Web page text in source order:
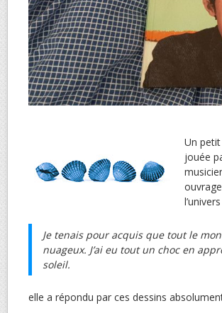
Un
jouée
Je tenais pour acquis que tout le
nuageux. J’ai eu tout un choc en
soleil.
elle a répondu par ces dessins